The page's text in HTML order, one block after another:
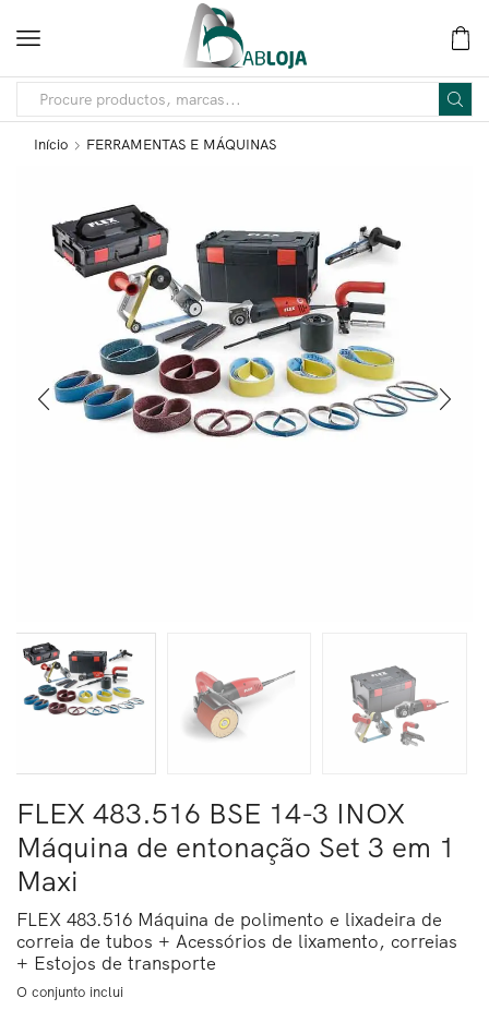
Início FERRAMENTAS E MÁQUINAS
FLEX 483.516 BSE 14-3 INOX
Máquina de entonação Set 3 em 1
Maxi
FLEX 483.516 Máquina de polimento e lixadeira de
correia de tubos + Acessórios de lixamento, correias
+ Estojos de transporte
O conjunto inclui